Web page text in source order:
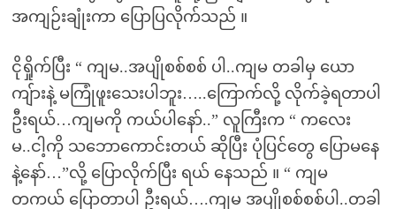
အကျဉ်းချုံးကာ ပြောပြလိုက်သည် ။
ငိုရှိုက်ပြီး “ ကျမ..အပျိုစစ်စစ် ပါ..ကျမ တခါမှ ယော
ကျ်ားနဲ့ မကြုံဖူးသေးပါဘူး…..ကြောက်လို့ လိုက်ခဲ့ရတာပါ
ဦးရယ်…ကျမကို ကယ်ပါနော်..” လူကြီးက “ ကလေး
မ..ငါ့ကို သဘောကောင်းတယ် ဆိုပြီး ပုံပြင်တွေ ပြောမနေ
နဲ့နော်…”လို့ ပြောလိုက်ပြီး ရယ် နေသည် ။ “ ကျမ
တကယ် ပြောတာပါ ဦးရယ်….ကျမ အပျိုစစ်စစ်ပါ..တခါ